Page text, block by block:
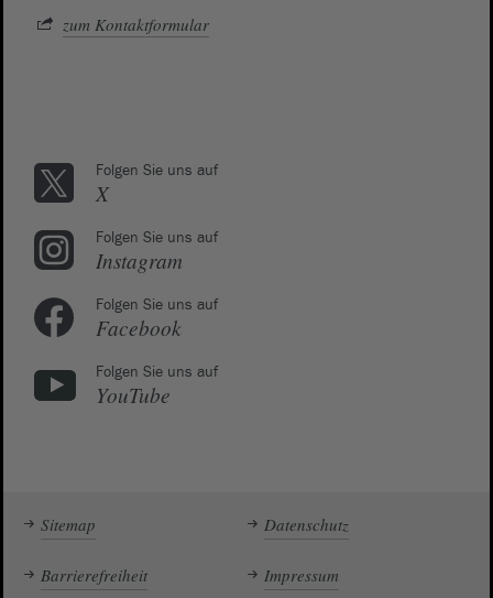
zum Kontaktformular
Folgen Sie uns auf
X
Folgen Sie uns auf
Instagram
Folgen Sie uns auf
Facebook
Folgen Sie uns auf
YouTube
Sitemap Datenschutz
Barrierefreiheit Impressum